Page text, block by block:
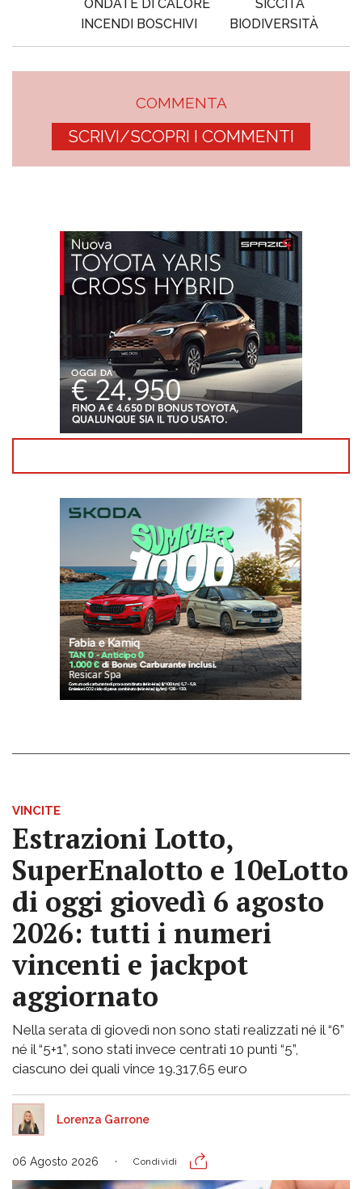
ONDATE DI CALORE
SICCITÀ
INCENDI BOSCHIVI
BIODIVERSITÀ
COMMENTA
SCRIVI/SCOPRI I COMMENTI
VINCITE
Estrazioni Lotto,
SuperEnalotto e 10eLotto
di oggi giovedì 6 agosto
2026: tutti i numeri
vincenti e jackpot
aggiornato
Nella serata di giovedì non sono stati realizzati né il “6”
né il “5+1”, sono stati invece centrati 10 punti “5”,
ciascuno dei quali vince 19.317,65 euro
Lorenza Garrone
06 Agosto 2026 Condividi